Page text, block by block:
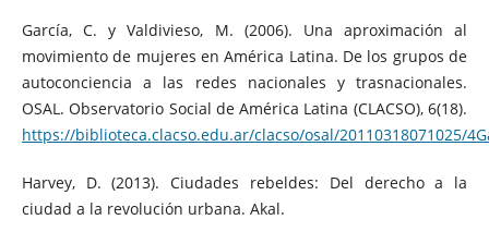
García, C. y Valdivieso, M. (2006). Una aproximación al
movimiento de mujeres en América Latina. De los grupos de
autoconciencia a las redes nacionales y trasnacionales.
OSAL. Observatorio Social de América Latina (CLACSO), 6(18).
https://biblioteca.clacso.edu.ar/clacso/osal/20110318071025/
Harvey, D. (2013). Ciudades rebeldes: Del derecho a la
ciudad a la revolución urbana. Akal.